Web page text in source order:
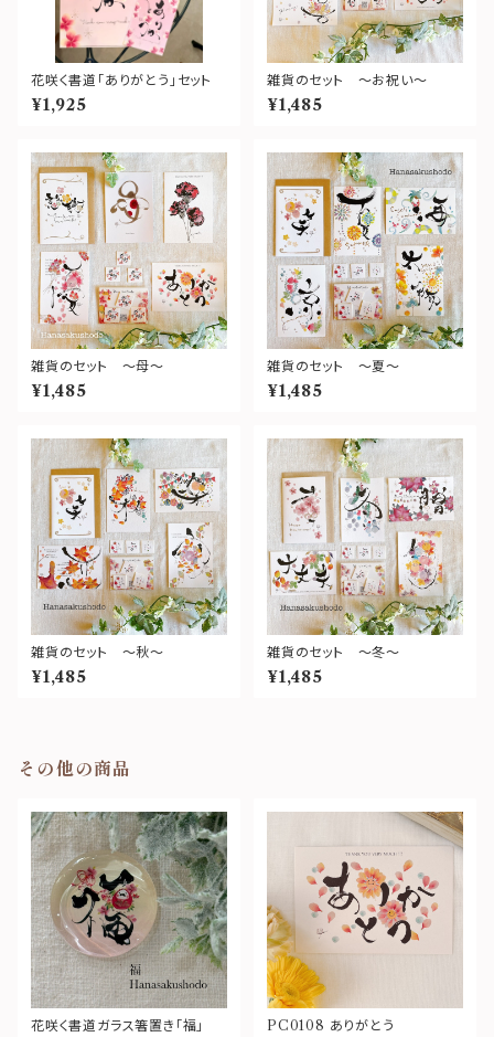
花咲く書道「ありがとう」セット
¥1,925
雑貨のセット ～お祝い～
¥1,485
雑貨のセット ～母～
¥1,485
雑貨のセット ～夏～
¥1,485
雑貨のセット ～秋～
¥1,485
雑貨のセット ～冬～
¥1,485
その他の商品
花咲く書道ガラス箸置き「福」 PC0108 ありがとう